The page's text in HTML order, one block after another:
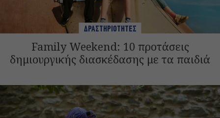
ΔΡΑΣΤΗΡΙΟΤΗΤΕΣ
Family Weekend: 10 προτάσεις
δημιουργικής διασκέδασης με τα παιδιά